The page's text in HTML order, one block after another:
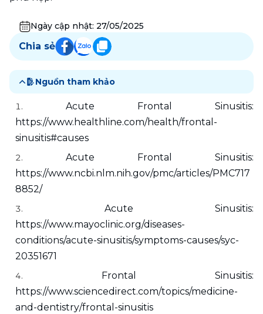
Ngày cập nhật: 27/05/2025
Chia sẻ
Nguồn tham khảo
Acute Frontal Sinusitis:
https://www.healthline.com/health/frontal-
sinusitis#causes
Acute Frontal Sinusitis:
https://www.ncbi.nlm.nih.gov/pmc/articles/PMC717
8852/
Acute Sinusitis:
https://www.mayoclinic.org/diseases-
conditions/acute-sinusitis/symptoms-causes/syc-
20351671
Frontal Sinusitis:
https://www.sciencedirect.com/topics/medicine-
and-dentistry/frontal-sinusitis